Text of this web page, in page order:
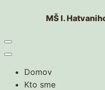
MŠ I.
Domov
Kto sme